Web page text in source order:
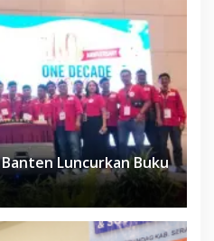
Banten Luncurkan Buku